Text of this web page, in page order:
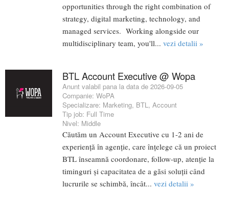
opportunities through the right combination of
strategy, digital marketing, technology, and
managed services. Working alongside our
multidisciplinary team, you'll... vezi detalii »
BTL Account Executive @ Wopa
Anunt valabil pana la data de 2026-09-05
Companie: WoPA
Specializare: Marketing, BTL, Account
Tip job: Full Time
Nivel: Middle
Căutăm un Account Executive cu 1-2 ani de
experiență în agenție, care înțelege că un proiect
BTL înseamnă coordonare, follow-up, atenție la
timinguri și capacitatea de a găsi soluții când
lucrurile se schimbă, încât... vezi detalii »